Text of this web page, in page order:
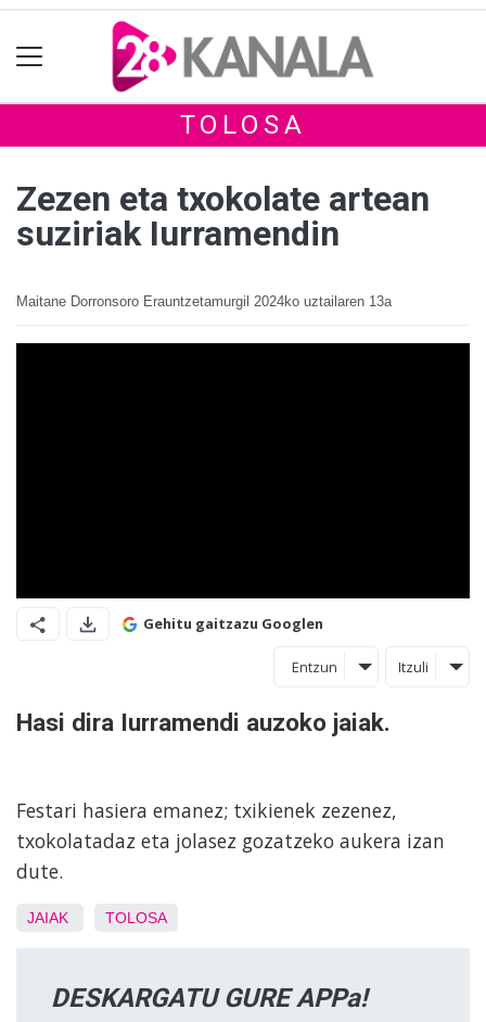
TOLOSA
Zezen eta txokolate artean
suziriak Iurramendin
Maitane Dorronsoro Erauntzetamurgil 2024ko uztailaren 13a
Gehitu gaitzazu Googlen
Entzun Itzuli
Hasi dira Iurramendi auzoko jaiak.
Festari hasiera emanez; txikienek zezenez,
txokolatadaz eta jolasez gozatzeko aukera izan
dute.
JAIAK TOLOSA
DESKARGATU GURE APPa!